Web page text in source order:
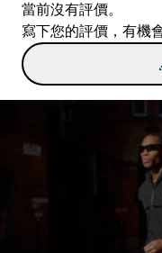
當前沒有評價。
寫下您的評價，有機